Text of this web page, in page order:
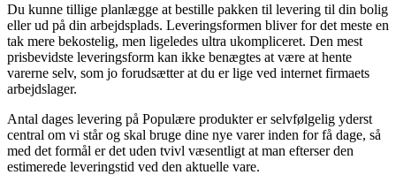
Du kunne tillige planlægge at bestille pakken til levering til din bolig
eller ud på din arbejdsplads. Leveringsformen bliver for det meste en
tak mere bekostelig, men ligeledes ultra ukompliceret. Den mest
prisbevidste leveringsform kan ikke benægtes at være at hente
varerne selv, som jo forudsætter at du er lige ved internet firmaets
arbejdslager.
Antal dages levering på Populære produkter er selvfølgelig yderst
central om vi står og skal bruge dine nye varer inden for få dage, så
med det formål er det uden tvivl væsentligt at man efterser den
estimerede leveringstid ved den aktuelle vare.